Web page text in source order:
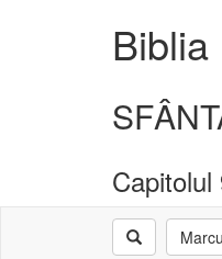
Capitolul
Marcu